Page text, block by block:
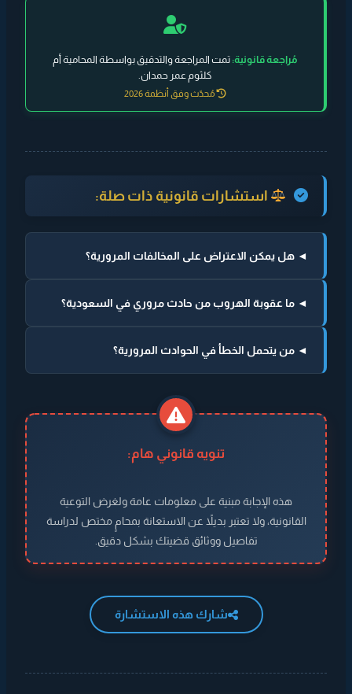
مُراجعة قانونية: تمت المراجعة والتدقيق بواسطة المحامية أم
كلثوم عمر حمدان.
مُحدّث وفق أنظمة 2026
استشارات قانونية ذات صلة:
◄ هل يمكن الاعتراض على المخالفات المرورية؟
◄ ما عقوبة الهروب من حادث مروري في السعودية؟
◄ من يتحمل الخطأ في الحوادث المرورية؟
تنويه قانوني هام:
هذه الإجابة مبنية على معلومات عامة ولغرض التوعية
القانونية، ولا تعتبر بديلاً عن الاستعانة بمحامٍ مختص لدراسة
تفاصيل ووثائق قضيتك بشكل دقيق.
شارك هذه الاستشارة